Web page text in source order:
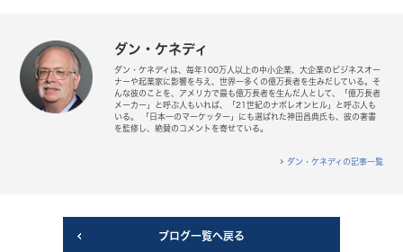
ダン・ケネディ
ダン・ケネディは、毎年100万人以上の中小企業、大企業のビジネスオー
ナーや起業家に影響を与え、世界一多くの億万長者を生みだしている。そ
んな彼のことを、アメリカで最も億万長者を生んだ人として、「億万長者
メーカー」と呼ぶ人もいれば、「21世紀のナポレオンヒル」と呼ぶ人も
いる。 「日本一のマーケッター」にも選ばれた神田昌典氏も、彼の著書
を監修し、絶賛のコメントを寄せている。
ダン・ケネディの記事一覧
ブログ一覧へ戻る